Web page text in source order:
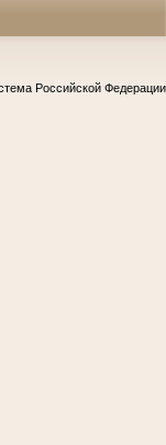
Российской